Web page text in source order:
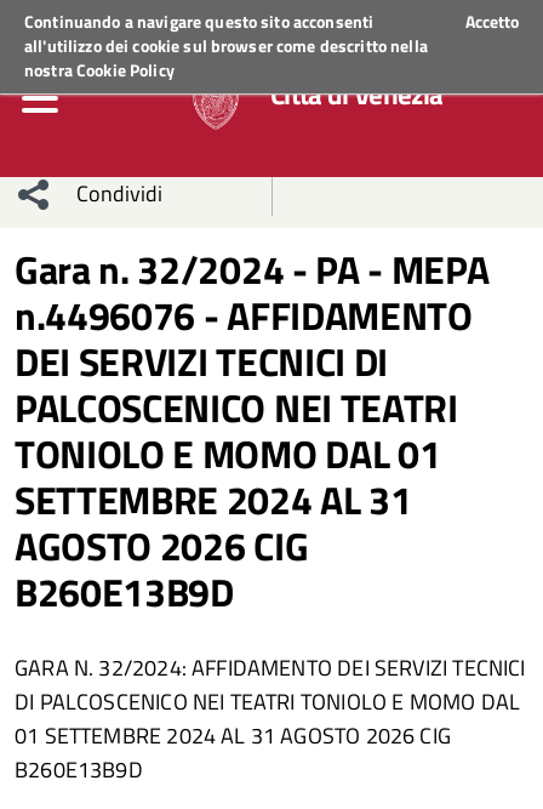
Continuando a navigare questo sito acconsenti
all'utilizzo dei cookie sul browser come descritto nella
nostraCookie Policy
Accetto
Regione Veneto ACCEDI AI SERVIZI
Città di Venezia
Condividi
sui social
network
Condividi
Condividi
su
Facebook
Condividi
su
Twitter
Condividi
su
Facebook
Condividi
su
Whatsapp
Gara n. 32/2024 - PA - MEPA
n.4496076 - AFFIDAMENTO
DEI SERVIZI TECNICI DI
PALCOSCENICO NEI TEATRI
TONIOLO E MOMO DAL 01
SETTEMBRE 2024 AL 31
AGOSTO 2026 CIG
B260E13B9D
GARA N. 32/2024: AFFIDAMENTO DEI SERVIZI TECNICI
DI PALCOSCENICO NEI TEATRI TONIOLO E MOMO DAL
01 SETTEMBRE 2024 AL 31 AGOSTO 2026 CIG
B260E13B9D